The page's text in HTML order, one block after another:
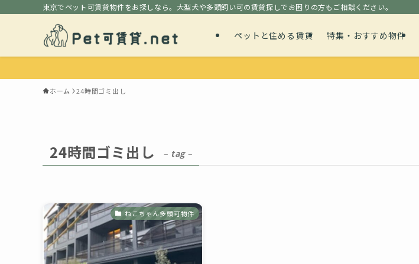
東京でペット可賃貸物件をお探しなら。大型犬や多頭飼い可の賃貸探しでお困りの方もご相談ください。
ペットと住める賃貸 特集・おすすめ物件
ホーム 24時間ゴミ出し
24時間ゴミ出し – tag –
ねこちゃん多頭可物件